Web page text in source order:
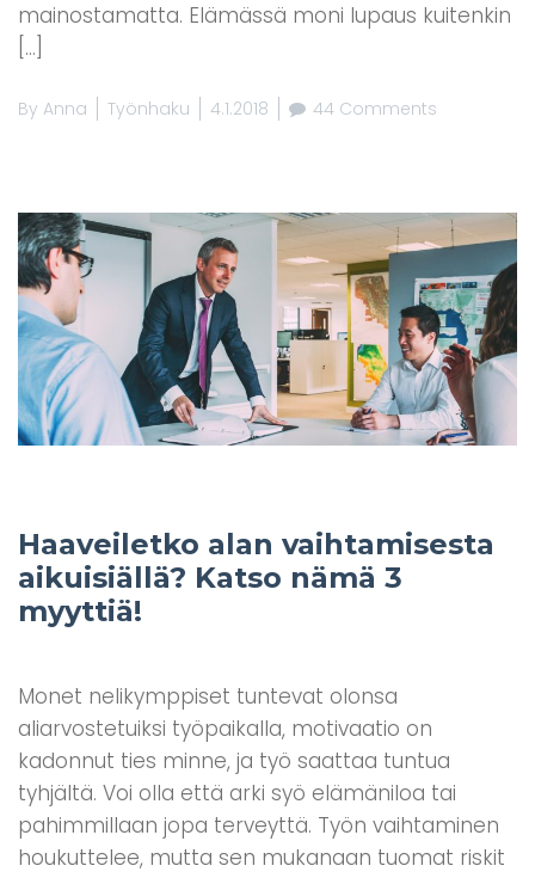
mainostamatta. Elämässä moni lupaus kuitenkin
[…]
By Anna Työnhaku 4.1.2018 44 Comments
Haaveiletko alan vaihtamisesta
aikuisiällä? Katso nämä 3
myyttiä!
Monet nelikymppiset tuntevat olonsa
aliarvostetuiksi työpaikalla, motivaatio on
kadonnut ties minne, ja työ saattaa tuntua
tyhjältä. Voi olla että arki syö elämäniloa tai
pahimmillaan jopa terveyttä. Työn vaihtaminen
houkuttelee, mutta sen mukanaan tuomat riskit